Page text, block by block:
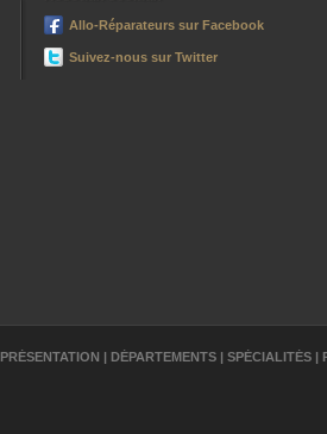
Allo-Réparateurs sur Facebook
Suivez-nous sur Twitter
PRÉSENTATION | DÉPARTEMENTS | SPÉCIALITÉS |